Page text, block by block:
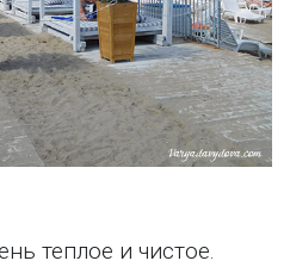
теплое и чистое.